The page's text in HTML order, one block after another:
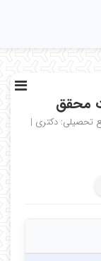
محقق
تحصیلی: دکتری |